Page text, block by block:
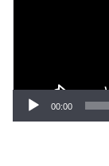
00:00